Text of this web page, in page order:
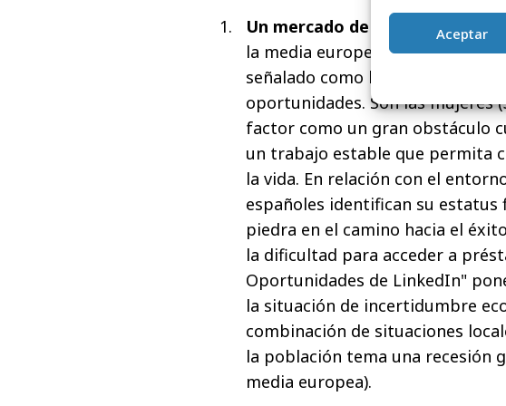
Aceptar
Un mercado de trabajo difícil.
la media europea (22%), el difícil
señalado como la principal
oportunidades. Son las mujeres
factor como un gran obstáculo
un trabajo estable que permita
la vida. En relación con el
españoles identifican su estatus
piedra en el camino hacia el
la dificultad para acceder a
Oportunidades de LinkedIn"
la situación de incertidumbre
combinación de situaciones
la población tema una recesión
media europea).